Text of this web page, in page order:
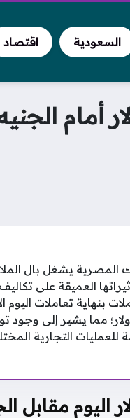
السعودية اقتصاد
أمام
المصرية يشغل بال
العميقة على
مما يشير إلى
التجارية
اليوم مقابل